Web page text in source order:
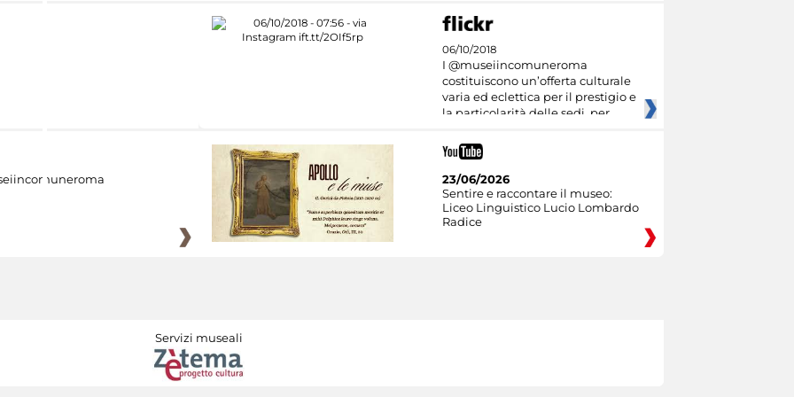
06/10/2018
I @museiincomuneroma
costituiscono un’offerta culturale
varia ed eclettica per il prestigio e
la particolarità delle sedi, per
23/06/2026
Sentire e raccontare il museo:
Liceo Linguistico Lucio Lombardo
Radice
Servizi museali